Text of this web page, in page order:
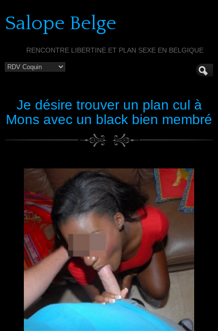
Salope Belge
RENCONTRE LIBERTINE ET PLAN SEXE EN BELGIQUE
Je désire trouver un plan cul à
Mons avec un black bien membré